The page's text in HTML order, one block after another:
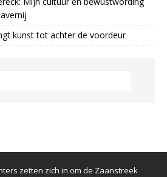
kunst tot achter de voordeur
zetten zich in om de Zaanstreek